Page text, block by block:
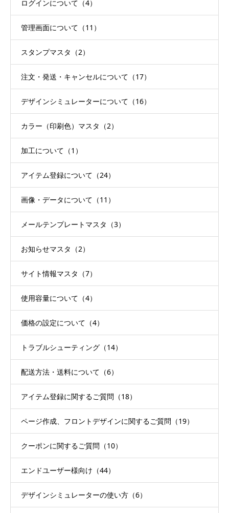
ログインについて（4）
管理画面について（11）
スタンプマスタ（2）
注文・発送・キャンセルについて（17）
デザインシミュレーターについて（16）
カラー（印刷色）マスタ（2）
加工について（1）
アイテム登録について（24）
画像・データについて（11）
メールテンプレートマスタ（3）
お知らせマスタ（2）
サイト情報マスタ（7）
使用容量について（4）
価格の設定について（4）
トラブルシューティング（14）
配送方法・送料について（6）
アイテム登録に関するご質問（18）
ページ作成、フロントデザインに関するご質問（19）
クーポンに関するご質問（10）
エンドユーザー様向け（44）
デザインシミュレーターの使い方（6）